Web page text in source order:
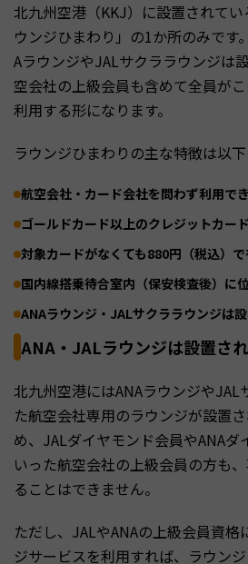
北九州空港（KKJ）に設置されて
ウンジひまわり」の1か所のみです
AラウンジやJALサクララウンジは
空会社の上級会員も含めて全員が
利用する形になります。
ラウンジひまわりの主な特徴は以下
航空会社・カード会社を問わず利用で
ゴールドカード以上のクレジットカー
対象カードがなくても880円（税込）
国内線搭乗待合室内（保安検査後）に
ANAラウンジ・JALサクララウンジは
ANA・JALラウンジは設置さ
北九州空港にはANAラウンジやJAL
た航空会社専用のラウンジが設置
め、JALダイヤモンド会員やANAダ
いった航空会社の上級会員の方も
ることはできません。
ただし、JALやANAの上級会員資
ジサービスを利用すれば、ラウン